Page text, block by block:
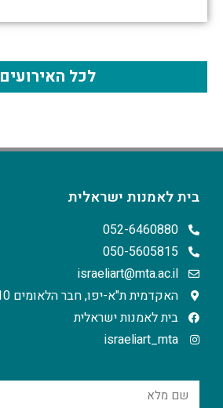
לכל האירועים
בית לאמנות ישראלית
052-6460880
050-5605815
israeliart@mta.ac.il
האקדמית ת"א-יפו, חבר הלאומים 10 תל אביב
בית לאמנות ישראלית
israeliart_mta